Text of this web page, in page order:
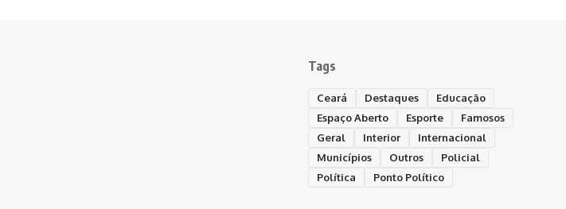
Tags
Ceará Destaques
Educação
Espaço Aberto
Esporte
Famosos
Geral
Interior
Internacional
Municípios
Outros
Policial
Política
Ponto Político